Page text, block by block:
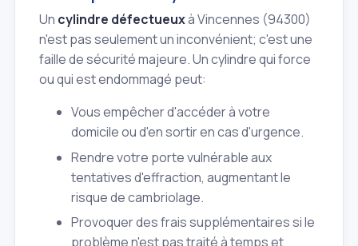
Un cylindre défectueuxà Vincennes (94300)
n'est pas seulement un inconvénient; c'est une
faille de sécurité majeure. Un cylindre qui force
ou qui est endommagé peut:
Vous empêcher d'accéder à votre
domicile ou d'en sortir en cas d'urgence.
Rendre votre porte vulnérable aux
tentatives d'effraction, augmentant le
risque de cambriolage.
Provoquer des frais supplémentaires si le
problème n'est pas traité à temps et